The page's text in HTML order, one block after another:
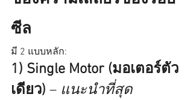
ซีล
มี 2 แบบหลัก:
1) Single Motor (มอเตอร์ตัว
เดียว) – แนะนำที่สุด